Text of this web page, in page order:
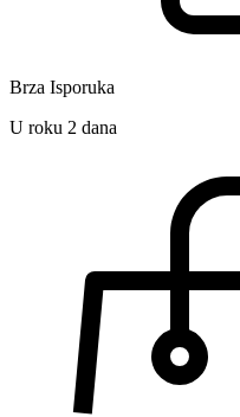
Brza Isporuka
U roku 2 dana